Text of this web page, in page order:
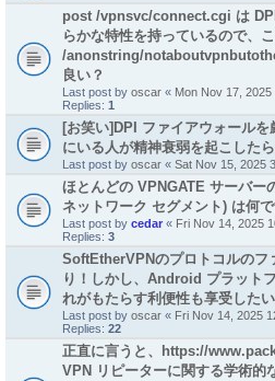
post /vpnsvc/connect.cgi は
らかな特性を持っているので、
/anonstring/
良い？
Last post by oscar « Mon Nov 17, 2025
Replies: 1
[お笑い]DPI ファイアウォール
にいる人が精神衰弱を起こした
Last post by oscar « Sat Nov 15, 2025
ほとんどの VPNGATE サーバー
ネットワーク セグメント) は何
Last post by cedar « Fri Nov 14, 2025
Replies: 3
SoftEtherVPNのプロトコルのフ
り！しかし、Android プラット
れがもたらす利便性も享受したい
Last post by oscar « Fri Nov 14, 2025
Replies: 22
正直に言うと、https://
VPN リピーターに関する学術的